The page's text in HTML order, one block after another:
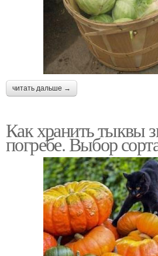
читать дальше →
Как хранить тыквы
погребе. Выбор